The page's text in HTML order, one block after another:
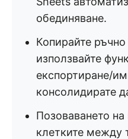
обединяване.
Копирайте
използвайте
експортиране/
консолидирате
Позоваването
клетките между